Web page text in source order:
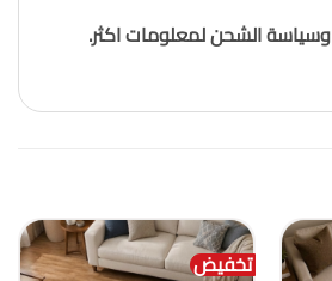
وسياسة الشحن لمعلومات اكثر.
تخفيض